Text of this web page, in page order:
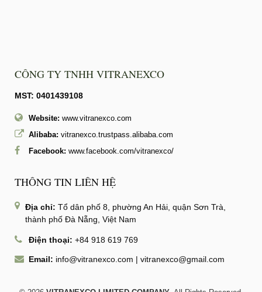
CÔNG TY TNHH VITRANEXCO
MST: 0401439108
Website: www.vitranexco.com
Alibaba: vitranexco.trustpass.alibaba.com
Facebook: www.facebook.com/vitranexco/
THÔNG TIN LIÊN HỆ
Địa chỉ: Tổ dân phố 8, phường An Hải, quận Sơn Trà,
thành phố Đà Nẵng, Việt Nam
Điện thoại: +84 918 619 769
Email: info@vitranexco.com | vitranexco@gmail.com